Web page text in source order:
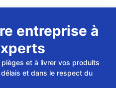
entreprise à
et à livrer vos produits
et dans le respect du